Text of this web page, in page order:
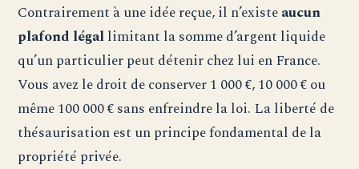
Contrairement à une idée reçue, il n’existeaucun
plafond légallimitant la somme d’argent liquide
qu’un particulier peut détenir chez lui en France.
Vous avez le droit de conserver 1 000 €, 10 000 € ou
même 100 000 € sans enfreindre la loi. La liberté de
thésaurisation est un principe fondamental de la
propriété privée.